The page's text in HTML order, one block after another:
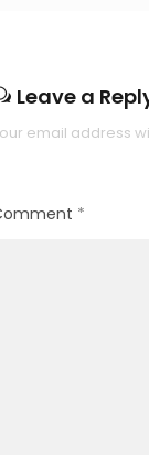
Leave a
email address
*